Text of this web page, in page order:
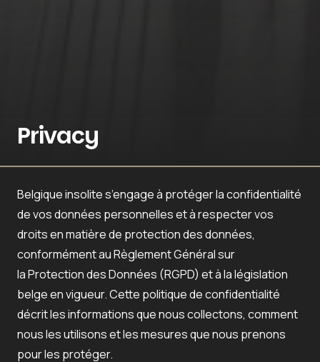
Privacy
Belgique insolites’engage à protéger la confidentialité
de vos données personnelles et à respecter vos
droits en matière de protection des données,
conformément au Règlement Général sur
la Protection des Données (RGPD) et à la législation
belge en vigueur. Cette politique de confidentialité
décrit les informations que nous collectons, comment
nous les utilisons et les mesures que nous prenons
pour les protéger.